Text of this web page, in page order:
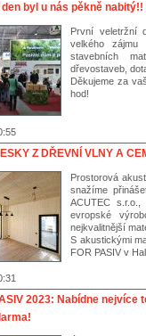
byl u nás pěkně nabitý!!
První veletržní
velkého
stavebních
dřevostaveb,
Děkujeme za
hod!
Z DŘEVNÍ VLNY A
Prostorová
snažíme
ACUTEC
evropské
nejkvalitnější
S akustickými
FOR PASIV v
2023: Nabídne